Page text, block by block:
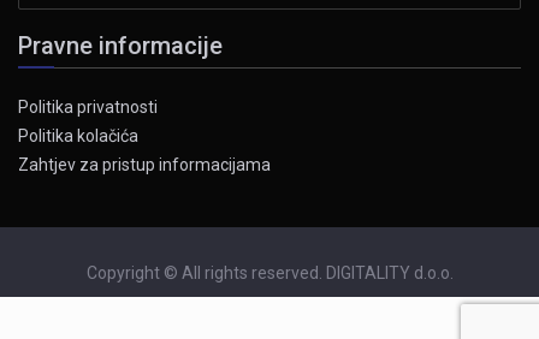
Pravne informacije
Politika privatnosti
Politika kolačića
Zahtjev za pristup informacijama
Copyright © All rights reserved. DIGITALITY d.o.o.